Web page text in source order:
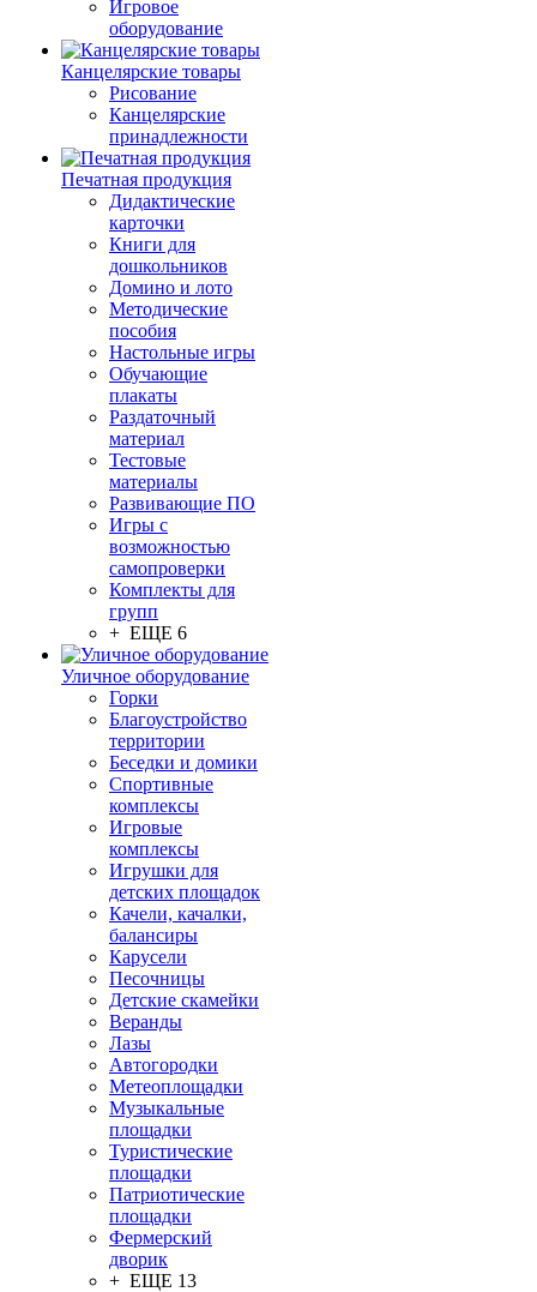
Игровое
оборудование
Канцелярские товары
Рисование
Канцелярские
принадлежности
Печатная продукция
Дидактические
карточки
Книги для
дошкольников
Домино и лото
Методические
пособия
Настольные игры
Обучающие
плакаты
Раздаточный
материал
Тестовые
материалы
Развивающие ПО
Игры с
возможностью
самопроверки
Комплекты для
групп
+ ЕЩЕ 6
Уличное оборудование
Горки
Благоустройство
территории
Беседки и домики
Спортивные
комплексы
Игровые
комплексы
Игрушки для
детских площадок
Качели, качалки,
балансиры
Карусели
Песочницы
Детские скамейки
Веранды
Лазы
Автогородки
Метеоплощадки
Музыкальные
площадки
Туристические
площадки
Патриотические
площадки
Фермерский
дворик
+ ЕЩЕ 13